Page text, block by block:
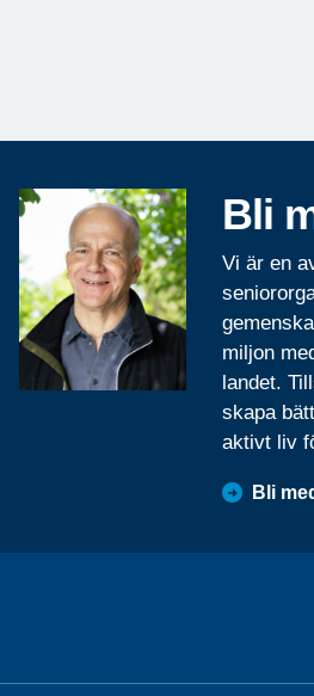
Bli
Vi är en
miljon
landet.
skapa
aktivt liv
Bli